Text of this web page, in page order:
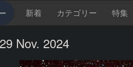
新着 カテゴリー 特集
Nov. 2024